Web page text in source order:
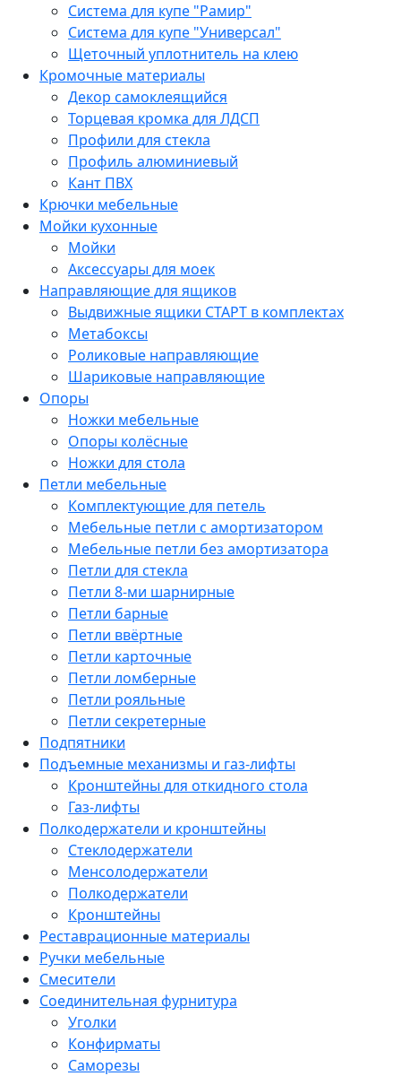
Система для купе "Рамир"
Система для купе "Универсал"
Щеточный уплотнитель на клею
Кромочные материалы
Декор самоклеящийся
Торцевая кромка для ЛДСП
Профили для стекла
Профиль алюминиевый
Кант ПВХ
Крючки мебельные
Мойки кухонные
Мойки
Аксессуары для моек
Направляющие для ящиков
Выдвижные ящики СТАРТ в комплектах
Метабоксы
Роликовые направляющие
Шариковые направляющие
Опоры
Ножки мебельные
Опоры колёсные
Ножки для стола
Петли мебельные
Комплектующие для петель
Мебельные петли с амортизатором
Мебельные петли без амортизатора
Петли для стекла
Петли 8-ми шарнирные
Петли барные
Петли ввёртные
Петли карточные
Петли ломберные
Петли рояльные
Петли секретерные
Подпятники
Подъемные механизмы и газ-лифты
Кронштейны для откидного стола
Газ-лифты
Полкодержатели и кронштейны
Стеклодержатели
Менсолодержатели
Полкодержатели
Кронштейны
Реставрационные материалы
Ручки мебельные
Смесители
Соединительная фурнитура
Уголки
Конфирматы
Саморезы